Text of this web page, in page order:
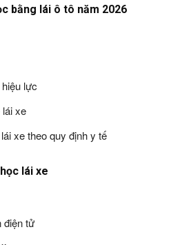
bằng lái ô tô năm 2026
lực
xe
xe theo quy định y tế
lái xe
điện tử